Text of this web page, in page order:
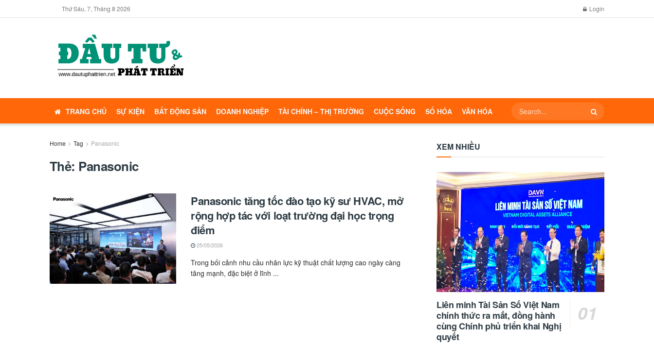
Thứ Sáu, 7, Tháng 8 2026 Login
TRANG CHỦ SỰ KIỆN BẤT ĐỘNG SẢN DOANH NGHIỆP TÀI CHÍNH – THỊ TRƯỜNG CUỘC SỐNG SỐ HÓA VĂN HÓA
Home Tag Panasonic
Thẻ: Panasonic
Panasonic tăng tốc đào tạo kỹ sư HVAC, mở
rộng hợp tác với loạt trường đại học trọng
điểm
25/05/2026
Trong bối cảnh nhu cầu nhân lực kỹ thuật chất lượng cao ngày càng
tăng mạnh, đặc biệt ở lĩnh ...
XEM NHIỀU
Liên minh Tài Sản Số Việt Nam
chính thức ra mắt, đồng hành
cùng Chính phủ triển khai Nghị
quyết